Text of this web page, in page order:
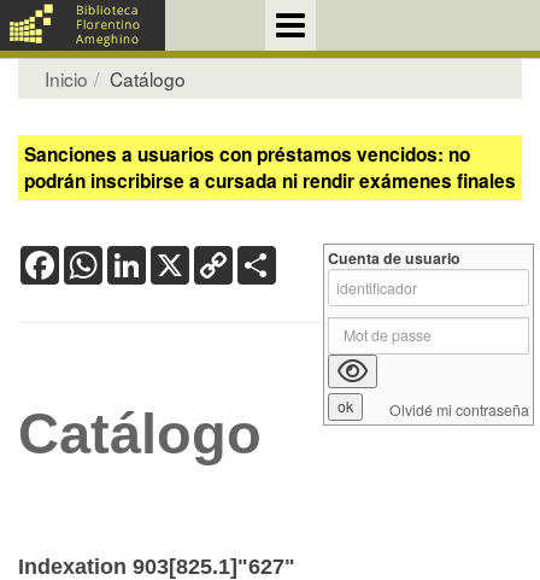
Inicio Catálogo
Sanciones a usuarios con préstamos vencidos: no
podrán inscribirse a cursada ni rendir exámenes finales
FacebookWhatsApp
LinkedIn
X Copy
Link
Catálogo
Indexation 903[825.1]"627"
Cuenta de usuario
Olvidé mi contraseña